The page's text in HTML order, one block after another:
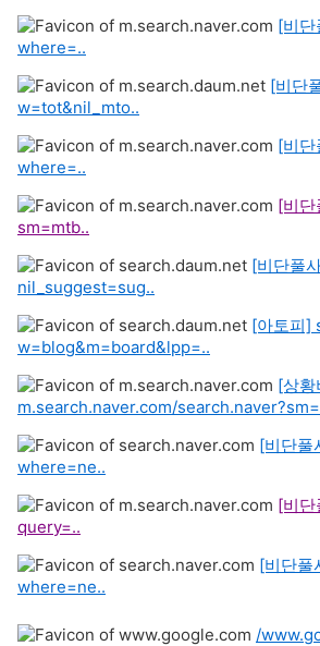
[비단
where=..
[비단
w=tot&nil_mto..
[비단
where=..
[비단
sm=mtb..
[비단풀
nil_suggest=sug..
[아토피]
w=blog&m=board&lpp=..
[상황
m.search.naver.com/
[비단풀
where=ne..
[비단
query=..
[비단풀
where=ne..
/